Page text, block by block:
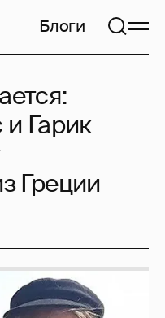
Блоги
Гарик
Греции